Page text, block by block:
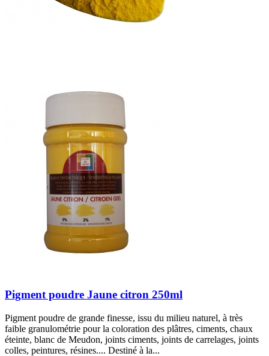
Pigment poudre Jaune citron 250ml
Pigment poudre de grande finesse, issu du milieu naturel, à très
faible granulométrie pour la coloration des plâtres, ciments, chaux
éteinte, blanc de Meudon, joints ciments, joints de carrelages, joints
colles, peintures, résines.... Destiné à la...